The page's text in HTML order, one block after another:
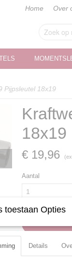
Home Over
Pijpsleutel 18x19
18x19
€ 19,96
Aantal
toestaan Opties
Details